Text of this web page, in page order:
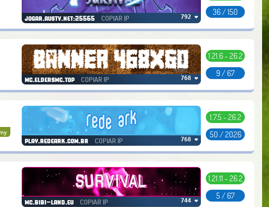
jogar.austv.net:25565 COPIAR IP 792 ❤
36 / 150
mc.eldersmc.top COPIAR IP 768 ❤
1.21.6 - 26.2
9 / 67
play.redeark.com.br COPIAR IP 768 ❤
1.7.5 - 26.2
50 / 2026
mc.bibi-land.eu COPIAR IP 744 ❤
1.21.11 - 26.2
5 / 67